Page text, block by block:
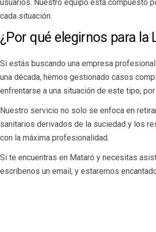
usuarios. Nuestro equipo está compuesto
cada situación.
¿Por qué elegirnos para
Si estás buscando una empresa
una década, hemos gestionado casos
enfrentarse a una situación de este tipo,
Nuestro servicio no solo se enfoca en
sanitarios derivados de la suciedad y los
con la máxima profesionalidad.
Si te encuentras en Mataró y necesitas
escríbenos un email, y estaremos